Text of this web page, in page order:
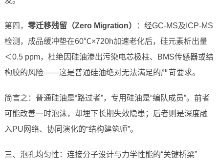
第四， 零迁移残留（Zero Migration）
：经GC-MS及ICP-MS
检测，成品缓冲垫在60℃×720h加速老化后，硅元素析出量
＜0.5 ppm，杜绝因硅油渗出污染电芯极柱、BMS传感器或结
构胶的风险——这是普通硅油绝对无法满足的严苛要求。
简言之：普通硅油是“路过者”，专用硅油是“编队成员”。前者
可能改善一时泡沫，却埋下长期失效隐患；后者则是深度融
入PU网络、协同演化的“结构建筑师”。
三、泡孔均匀性：连接分子设计与力学性能的“关键桥梁”